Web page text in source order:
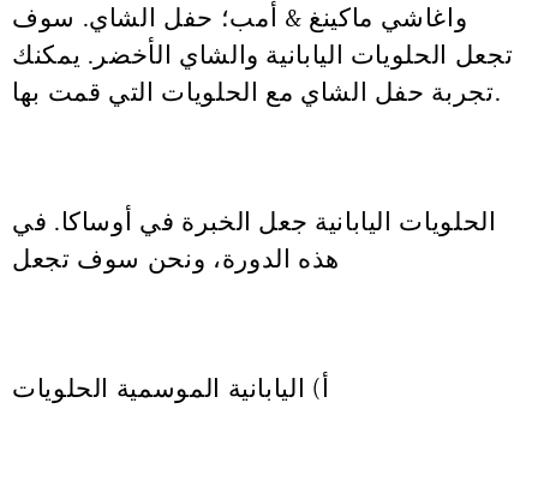
واغاشي ماكينغ & أمب؛ حفل الشاي. سوف
تجعل الحلويات اليابانية والشاي الأخضر. يمكنك
تجربة حفل الشاي مع الحلويات التي قمت بها.
الحلويات اليابانية جعل الخبرة في أوساكا. في
هذه الدورة، ونحن سوف تجعل
أ) اليابانية الموسمية الحلويات